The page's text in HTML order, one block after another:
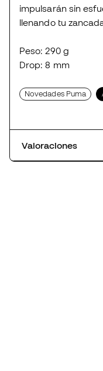
impulsarán sin
llenando tu
Peso: 290 g
Drop: 8 mm
Novedades Puma
Valoraciones